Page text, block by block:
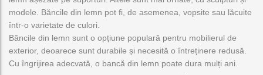
modele. Băncile din lemn pot fi, de asemenea, vopsite sau lăcuite
într-o varietate de culori.
Băncile din lemn sunt o opțiune populară pentru mobilierul de
exterior, deoarece sunt durabile și necesită o întreținere redusă.
Cu îngrijirea adecvată, o bancă din lemn poate dura mulți ani.